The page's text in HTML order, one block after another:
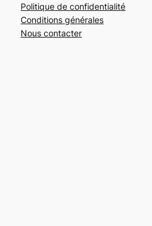
Politique de confidentialité
Conditions générales
Nous contacter